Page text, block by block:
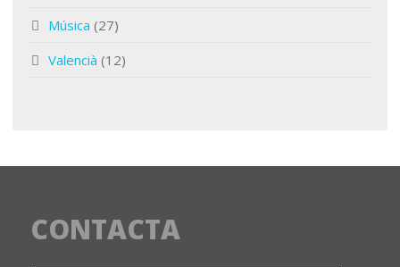
Música (27)
Valencià (12)
CONTACTA